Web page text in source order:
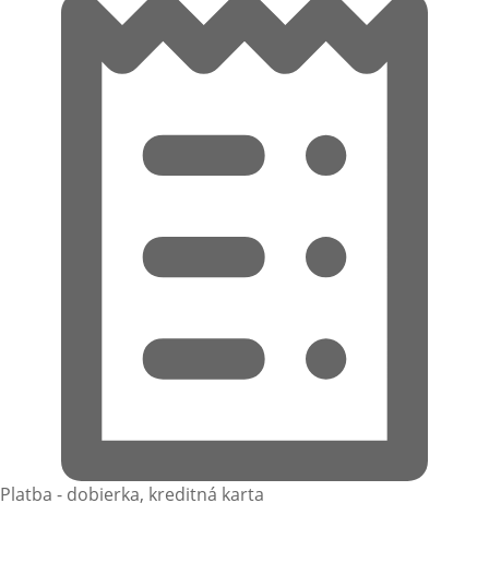
Platba - dobierka, kreditná karta